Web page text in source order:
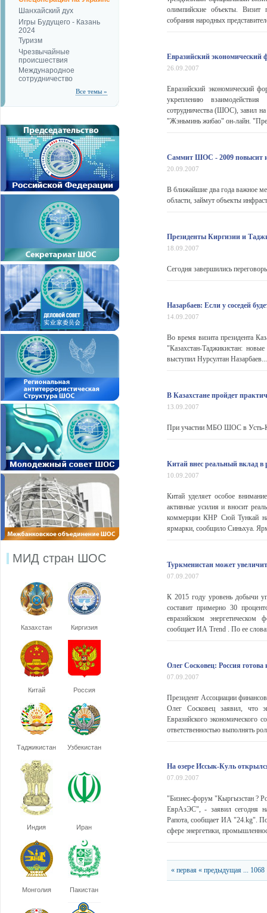
Шанхайский дух
Игры Будущего - Казань
2024
Туризм
Чрезвычайные
происшествия
Международное
сотрудничество
Все темы »
МИД стран ШОС
Казахстан Киргизия
Китай Россия
Таджикистан Узбекистан
Индия Иран
Монголия Пакистан
олимпийские объекты. Визит
собрания народных
Евразийский
26.09.2007
Евразийский экономический
укреплению
сотрудничества (ШОС), завил на
"Жэньминь жибао" он-лайн.
Саммит ШОС - 2009 повысит
20.09.2007
В ближайшие два года важное
области, займут объекты
Президенты Киргизии и
18.09.2007
Сегодня завершились
Назарбаев: Если у соседей
14.09.2007
Во время визита президента
"Казахстан-Таджикистан:
выступил Нурсултан Назарбаев...
В Казахстане пройдет
13.09.2007
При участии МБО ШОС в Усть-
Китай внес реальный вклад в
10.09.2007
Китай уделяет особое
активные усилия и вносит
коммерции КНР Сюй Тункай на
ярмарки, сообщило Синьхуа.
Туркменистан может
07.09.2007
К 2015 году уровень добычи
составит примерно 30
евразийском
сообщает ИА Trend . По ее
Олег Сосковец: Россия
07.09.2007
Президент Ассоциации
Олег Сосковец заявил, что
Евразийского экономического
ответственностью выполнять
На озере Иссык-Куль
07.09.2007
"Бизнес-форум "Кыргызстан ?
ЕврАзЭС", - заявил сегодня на
Рапота, сообщает ИА "24.kg".
сфере энергетики,
« первая « предыдущая ... 1068